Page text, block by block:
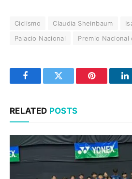
Ciclismo Claudia Sheinbaum
Palacio Nacional
Premio Nacional
FacebookTwitter Pinterest
RELATED POSTS